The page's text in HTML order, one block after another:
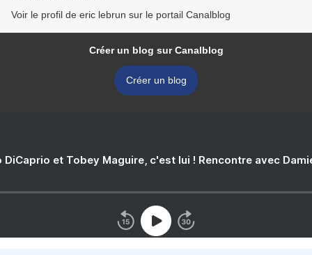
Voir le profil de eric lebrun sur le portail Canalblog
Créer un blog sur Canalblog
Créer un blog
DiCaprio et Tobey Maguire, c'est lui ! Rencontre avec